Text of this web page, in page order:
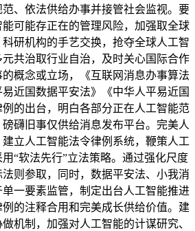
、依法供给办事并接管社会监视。要
可能存正在的管理风险，加强取全球
研机构的手艺交换，抢夺全球人工智
共治取行业自治，及时关心国际合作
概念或立场，《互联网消息办事算法
近国数据平安法》《中华人平易近国
的出台，明白各部分正在人工智能范
礴旧事仅供给消息发布平台。完美人
立人工智能法令律例系统，鞭策人工
“软法先行”立法策略。通过强化尺度
则参取，同时，数据平安法、小我消
一要素监管，制定出台人工智能推进
的注释合用和完美成长供给价值。建
机制，加强对人工智能的计谋研究、